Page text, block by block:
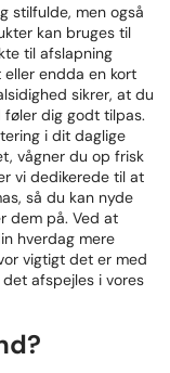
stilfulde, men også
kan bruges til
til afslapning
endda en kort
sikrer, at du
dig godt tilpas.
i dit daglige
vågner du op frisk
vi dedikerede til at
så du kan nyde
dem på. Ved at
hverdag mere
vigtigt det er med
afspejles i vores